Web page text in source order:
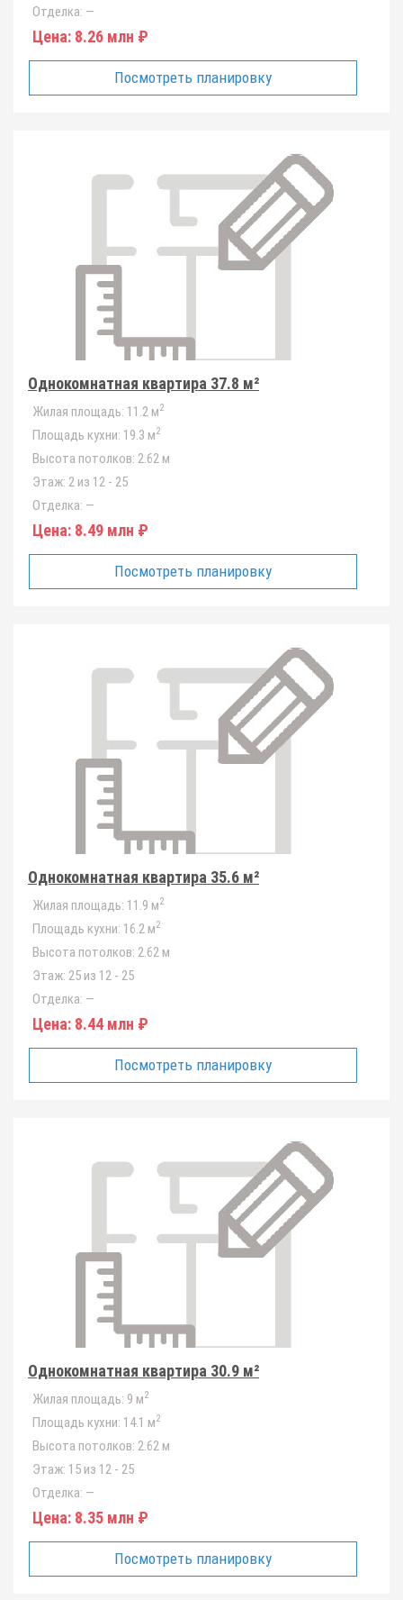
Отделка: —
Цена: 8.26 млн ₽
Посмотреть планировку
Однокомнатная квартира 37.8 м²
Жилая площадь: 11.2 м2
Площадь кухни: 19.3 м2
Высота потолков: 2.62 м
Этаж: 2 из 12 - 25
Отделка: —
Цена: 8.49 млн ₽
Посмотреть планировку
Однокомнатная квартира 35.6 м²
Жилая площадь: 11.9 м2
Площадь кухни: 16.2 м2
Высота потолков: 2.62 м
Этаж: 25 из 12 - 25
Отделка: —
Цена: 8.44 млн ₽
Посмотреть планировку
Однокомнатная квартира 30.9 м²
Жилая площадь: 9 м2
Площадь кухни: 14.1 м2
Высота потолков: 2.62 м
Этаж: 15 из 12 - 25
Отделка: —
Цена: 8.35 млн ₽
Посмотреть планировку